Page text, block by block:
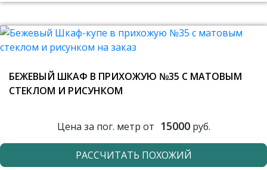
БЕЖЕВЫЙ ШКАФ В ПРИХОЖУЮ №35 С МАТОВЫМ
СТЕКЛОМ И РИСУНКОМ
Цена за пог. метр от 15000руб.
РАССЧИТАТЬ ПОХОЖИЙ